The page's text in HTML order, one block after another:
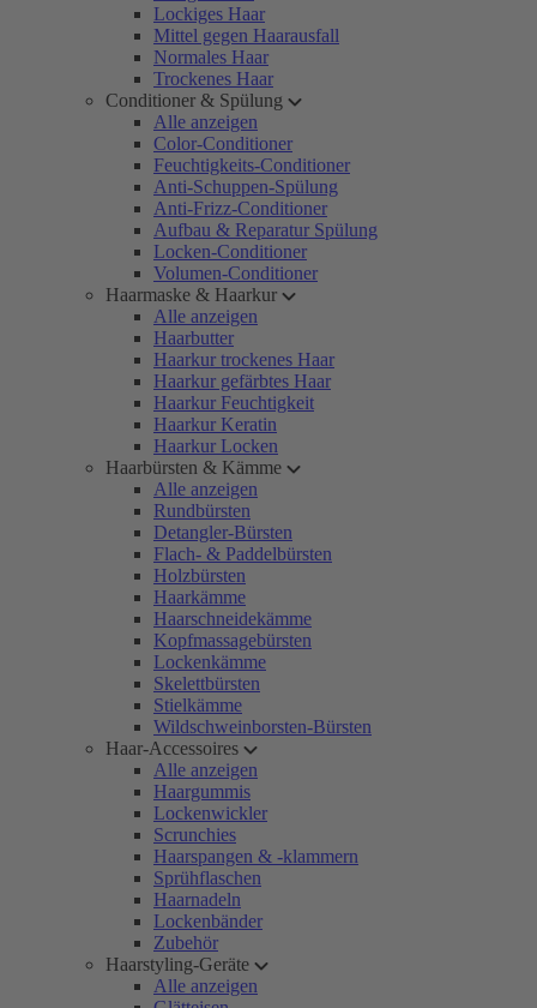
Lockiges Haar
Mittel gegen Haarausfall
Normales Haar
Trockenes Haar
Conditioner & Spülung
Alle anzeigen
Color-Conditioner
Feuchtigkeits-Conditioner
Anti-Schuppen-Spülung
Anti-Frizz-Conditioner
Aufbau & Reparatur Spülung
Locken-Conditioner
Volumen-Conditioner
Haarmaske & Haarkur
Alle anzeigen
Haarbutter
Haarkur trockenes Haar
Haarkur gefärbtes Haar
Haarkur Feuchtigkeit
Haarkur Keratin
Haarkur Locken
Haarbürsten & Kämme
Alle anzeigen
Rundbürsten
Detangler-Bürsten
Flach- & Paddelbürsten
Holzbürsten
Haarkämme
Haarschneidekämme
Kopfmassagebürsten
Lockenkämme
Skelettbürsten
Stielkämme
Wildschweinborsten-Bürsten
Haar-Accessoires
Alle anzeigen
Haargummis
Lockenwickler
Scrunchies
Haarspangen & -klammern
Sprühflaschen
Haarnadeln
Lockenbänder
Zubehör
Haarstyling-Geräte
Alle anzeigen